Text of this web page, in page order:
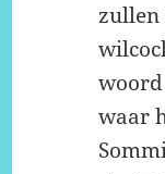
zullen
waar